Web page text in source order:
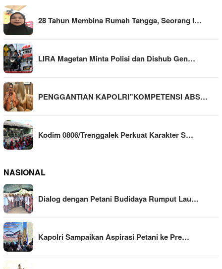
28 Tahun Membina Rumah Tangga, Seorang I…
LIRA Magetan Minta Polisi dan Dishub Gen…
PENGGANTIAN KAPOLRI”KOMPETENSI ABS…
Kodim 0806/Trenggalek Perkuat Karakter S…
NASIONAL
Dialog dengan Petani Budidaya Rumput Lau…
Kapolri Sampaikan Aspirasi Petani ke Pre…